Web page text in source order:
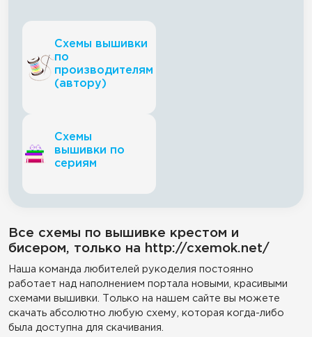
Схемы вышивки
по
производителям
(автору)
Схемы
вышивки по
сериям
Все схемы по вышивке крестом и
бисером, только на http://cxemok.net/
Наша команда любителей рукоделия постоянно
работает над наполнением портала новыми, красивыми
схемами вышивки. Только на нашем сайте вы можете
скачать абсолютно любую схему, которая когда-либо
была доступна для скачивания.